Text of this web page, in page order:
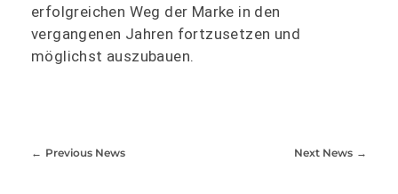
erfolgreichen Weg der Marke in den
vergangenen Jahren fortzusetzen und
möglichst auszubauen.
Previous News Next News